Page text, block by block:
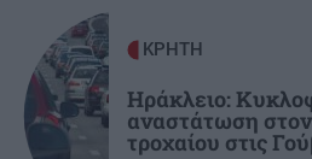
Σταματίνα Τσιμτσιλή:
γρήγορα περνά η ζωή"
ΚΡΗΤΗ
Ηράκλειο:
αναστάτωση
τροχαίου στις